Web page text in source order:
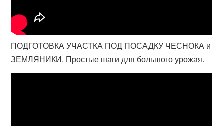
ПОДГОТОВКА УЧАСТКА ПОД ПОСАДКУ ЧЕСНОКА и
ЗЕМЛЯНИКИ. Простые шаги для большого урожая.